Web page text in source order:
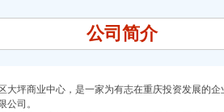
公司简介
坪商业中心，是一家为有志在重庆投资发展的
公司。